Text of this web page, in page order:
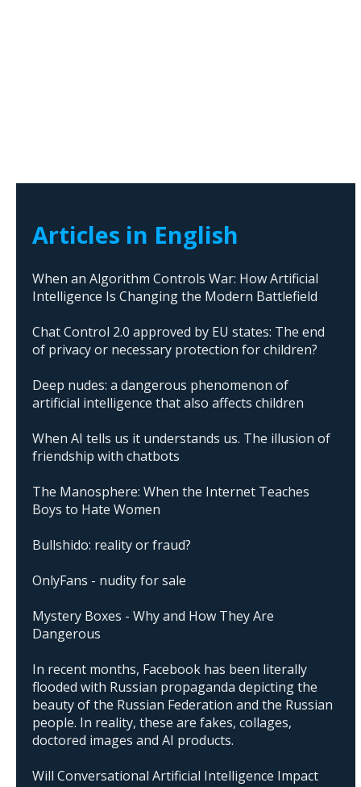
Articles in English
When an Algorithm Controls War: How Artificial
Intelligence Is Changing the Modern Battlefield
Chat Control 2.0 approved by EU states: The end
of privacy or necessary protection for children?
Deep nudes: a dangerous phenomenon of
artificial intelligence that also affects children
When AI tells us it understands us. The illusion of
friendship with chatbots
The Manosphere: When the Internet Teaches
Boys to Hate Women
Bullshido: reality or fraud?
OnlyFans - nudity for sale
Mystery Boxes - Why and How They Are
Dangerous
In recent months, Facebook has been literally
flooded with Russian propaganda depicting the
beauty of the Russian Federation and the Russian
people. In reality, these are fakes, collages,
doctored images and AI products.
Will Conversational Artificial Intelligence Impact